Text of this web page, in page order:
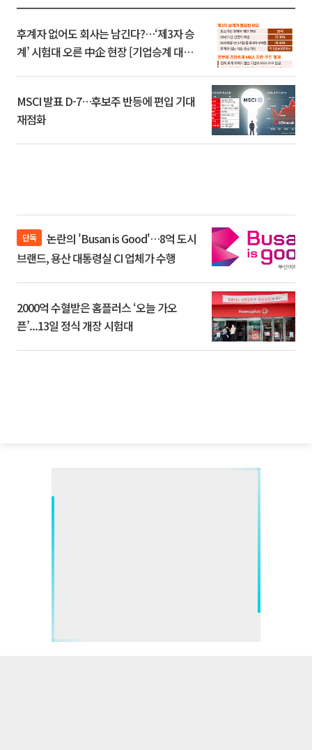
후계자 없어도 회사는 남긴다?…‘제3자 승
계’ 시험대 오른 中企 현장 [기업승계 대전
MSCI 발표 D-7…후보주 반등에 편입 기대
재점화
단독
브랜드, 용산 대통령실 CI 업체가 수행
2000억 수혈받은 홈플러스 ‘오늘 가오
픈’...13일 정식 개장 시험대